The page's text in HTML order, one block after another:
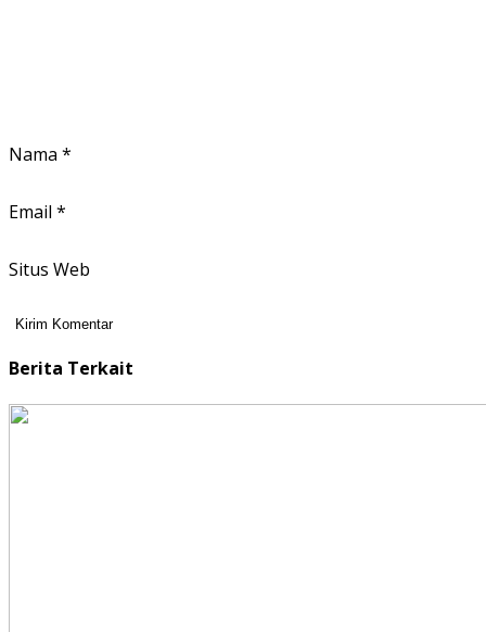
Nama *
Email *
Situs Web
Berita Terkait